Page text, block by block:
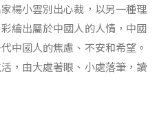
楊小雲別出心裁，以另一種理
繪出屬於中國人的人情，中國
中國人的焦慮、不安和希望。
，由大處著眼、小處落筆，讀